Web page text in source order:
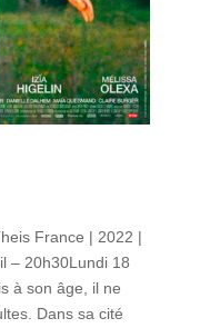
France | 2022 |
– 20h30Lundi 18
à son âge, il ne
Dans sa cité